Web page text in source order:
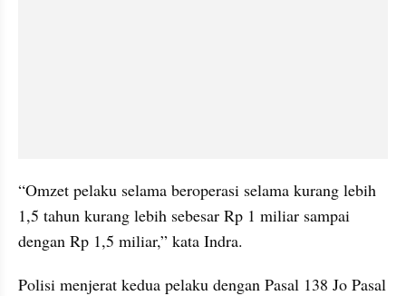
“Omzet pelaku selama beroperasi selama kurang lebih
1,5 tahun kurang lebih sebesar Rp 1 miliar sampai
dengan Rp 1,5 miliar,” kata Indra.
Polisi menjerat kedua pelaku dengan Pasal 138 Jo Pasal